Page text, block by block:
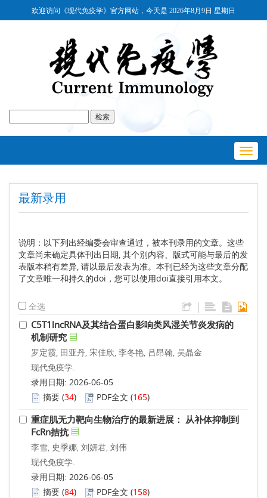
欢迎访问《现代免疫学》官方网站，今天是 2026年8月9日 星期日
最新录用
说明：以下列出经编委会审查通过，被本刊录用的文章。这些
文章尚未确定具体刊出日期, 其个别内容、版式可能与最后的发
表版本稍有差异, 请以最后发表为准。本刊已经为这些文章分配
了文章唯一和持久的doi，您可以使用doi直接引用本文。
全选 |
C5T1lncRNA及其结合蛋白影响类风湿关节炎发病的
机制研究
罗定霞, 田亚丹, 宋佳欣, 李冬艳, 吕昂翰, 吴晶金
现代免疫学.
录用日期: 2026-06-05
摘要 (34) PDF全文 (165)
重症肌无力靶向生物治疗的最新进展： 从补体抑制到
FcRn拮抗
李雪, 史季娜, 刘妍君, 刘伟
现代免疫学.
录用日期: 2026-06-05
摘要 (84) PDF全文 (158)